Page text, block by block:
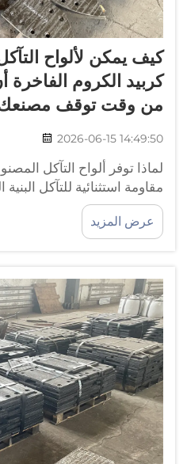
كيف يمكن لألواح
كربيد الكروم الفاخرة
من وقت توقف
2026-06-15 14:49:50
لماذا توفر ألواح التآكل
مقاومة استثنائية للتآكل
الاستثنائية للتآكل في ألواح
عرض المزيد